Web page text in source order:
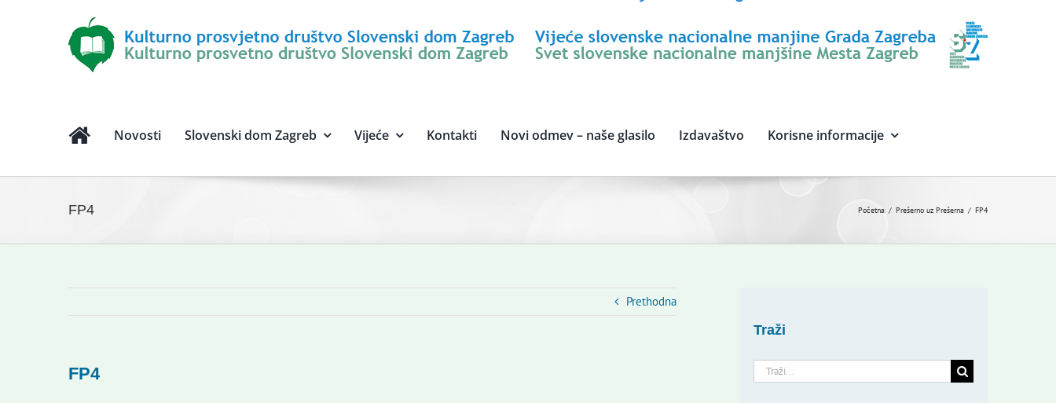
Novosti Slovenski dom Zagreb Vijeće Kontakti Novi odmev – naše glasilo Izdavaštvo Korisne informacije
FP4 Početna Prešerno uz Prešerna FP4
Prethodna
FP4
Traži
Traži...